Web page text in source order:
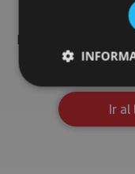
Encuentra planes y
Navarra: actividades
Ir al